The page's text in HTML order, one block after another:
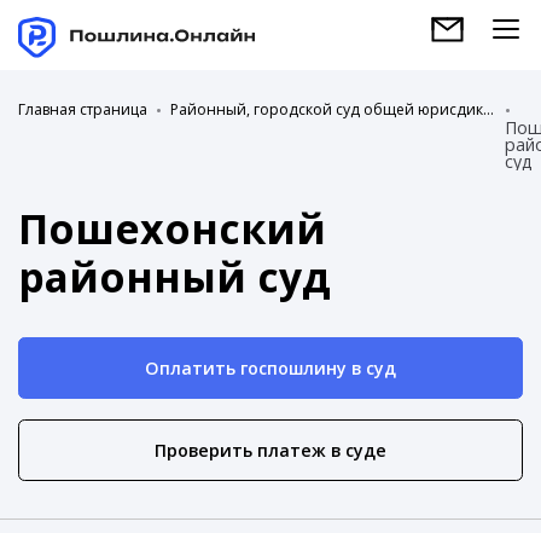
Главная страница Районный, городской суд общей юрисдикции
суд
Пошехонский
районный суд
Оплатить госпошлину в суд
Проверить платеж в суде